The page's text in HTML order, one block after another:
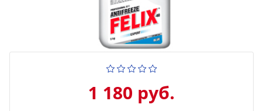
1 180 руб.